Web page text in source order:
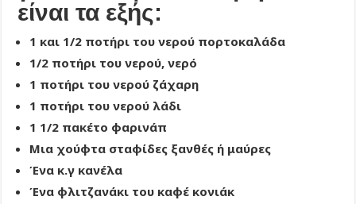
είναι τα εξής:
1 και 1/2 ποτήρι του νερού πορτοκαλάδα
1/2 ποτήρι του νερού, νερό
1 ποτήρι του νερού ζάχαρη
1 ποτήρι του νερού λάδι
1 1/2 πακέτο φαρινάπ
Μια χούφτα σταφίδες ξανθές ή μαύρες
Ένα κ.γ κανέλα
Ένα φλιτζανάκι του καφέ κονιάκ